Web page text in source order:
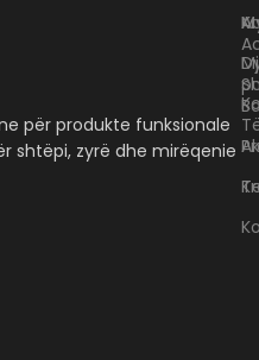
për produkte funksionale
shtëpi, zyrë dhe mirëqenie